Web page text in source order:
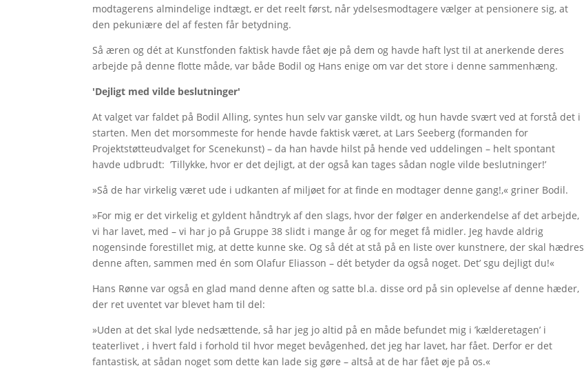
modtagerens almindelige indtægt, er det reelt først, når ydelsesmodtagere vælger at pensionere sig, at
den pekuniære del af festen får betydning.
Så æren og dét at Kunstfonden faktisk havde fået øje på dem og havde haft lyst til at anerkende deres
arbejde på denne flotte måde, var både Bodil og Hans enige om var det store i denne sammenhæng.
'Dejligt med vilde beslutninger'
At valget var faldet på Bodil Alling, syntes hun selv var ganske vildt, og hun havde svært ved at forstå det i
starten. Men det morsommeste for hende havde faktisk været, at Lars Seeberg (formanden for
Projektstøtteudvalget for Scenekunst) – da han havde hilst på hende ved uddelingen – helt spontant
havde udbrudt: ’Tillykke, hvor er det dejligt, at der også kan tages sådan nogle vilde beslutninger!’
»Så de har virkelig været ude i udkanten af miljøet for at finde en modtager denne gang!,« griner Bodil.
»For mig er det virkelig et gyldent håndtryk af den slags, hvor der følger en anderkendelse af det arbejde,
vi har lavet, med – vi har jo på Gruppe 38 slidt i mange år og for meget få midler. Jeg havde aldrig
nogensinde forestillet mig, at dette kunne ske. Og så dét at stå på en liste over kunstnere, der skal hædres
denne aften, sammen med én som Olafur Eliasson – dét betyder da også noget. Det’ sgu dejligt du!«
Hans Rønne var også en glad mand denne aften og satte bl.a. disse ord på sin oplevelse af denne hæder,
der ret uventet var blevet ham til del:
»Uden at det skal lyde nedsættende, så har jeg jo altid på en måde befundet mig i ’kælderetagen’ i
teaterlivet , i hvert fald i forhold til hvor meget bevågenhed, det jeg har lavet, har fået. Derfor er det
fantastisk, at sådan noget som dette kan lade sig gøre – altså at de har fået øje på os.«